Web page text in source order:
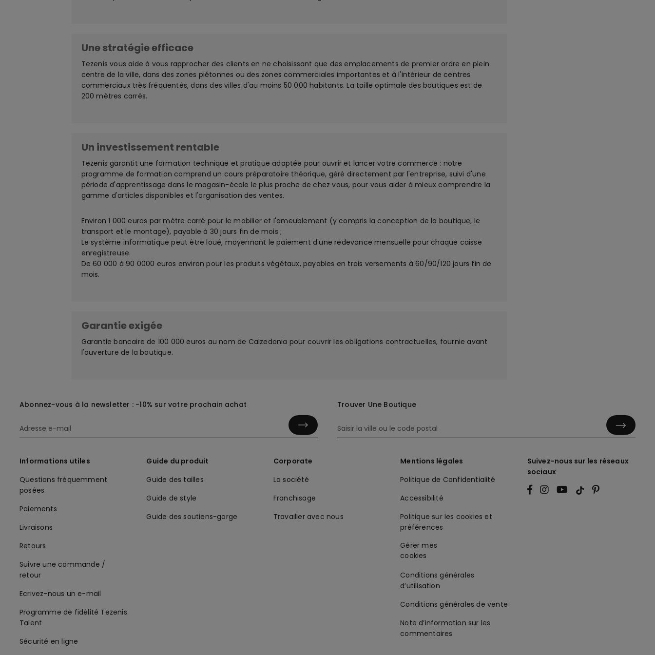
Une stratégie efficace
Tezenis vous aide à vous rapprocher des clients en ne choisissant que des emplacements de premier ordre en plein
centre de la ville, dans des zones piétonnes ou des zones commerciales importantes et à l'intérieur de centres
commerciaux très fréquentés, dans des villes d'au moins 50 000 habitants. La taille optimale des boutiques est de
200 mètres carrés.
Un investissement rentable
Tezenis garantit une formation technique et pratique adaptée pour ouvrir et lancer votre commerce : notre
programme de formation comprend un cours préparatoire théorique, géré directement par l'entreprise, suivi d'une
période d'apprentissage dans le magasin-école le plus proche de chez vous, pour vous aider à mieux comprendre la
gamme d'articles disponibles et l'organisation des ventes.
Environ 1 000 euros par mètre carré pour le mobilier et l'ameublement (y compris la conception de la boutique, le
transport et le montage), payable à 30 jours fin de mois ;
Le système informatique peut être loué, moyennant le paiement d'une redevance mensuelle pour chaque caisse
enregistreuse.
De 60 000 à 90 0000 euros environ pour les produits végétaux, payables en trois versements à 60/90/120 jours fin de
mois.
Garantie exigée
Garantie bancaire de 100 000 euros au nom de Calzedonia pour couvrir les obligations contractuelles, fournie avant
l'ouverture de la boutique.
Abonnez-vous à la newsletter : -10% sur votre prochain achat Trouver Une Boutique
Informations utiles
Questions fréquemment
posées
Paiements
Livraisons
Retours
Suivre une commande /
retour
Ecrivez-nous un e-mail
Programme de fidélité Tezenis
Talent
Sécurité en ligne
Guide du produit
Guide des tailles
Guide de style
Guide des soutiens-gorge
Corporate
La société
Franchisage
Travailler avec nous
Mentions légales
Politique de Confidentialité
Accessibilité
Politique sur les cookies et
préférences
Conditions générales
d’utilisation
Conditions générales de vente
Note d’information sur les
commentaires
Suivez-nous sur les réseaux
sociaux